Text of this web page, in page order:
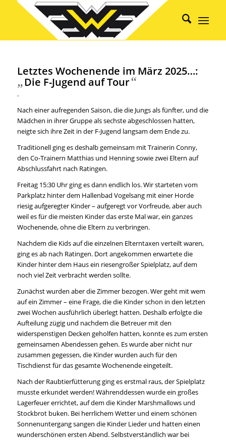
Letztes Wochenende im März 2025…:
„Die F-Jugend auf Tour“
.
Nach einer aufregenden Saison, die die Jungs als fünfter, und die
Mädchen in ihrer Gruppe als sechste abgeschlossen hatten,
neigte sich ihre Zeit in der F-Jugend langsam dem Ende zu.
Traditionell ging es deshalb gemeinsam mit Trainerin Conny,
den Co-Trainern Matthias und Henning sowie zwei Eltern auf
Abschlussfahrt nach Ratingen.
Freitag 15:30 Uhr ging es dann endlich los. Wir starteten vom
Parkplatz hinter dem Hallenbad Vogelsang mit einer Horde
riesig aufgeregter Kinder – aufgeregt vor Vorfreude, aber auch
weil es für die meisten Kinder das erste Mal war, ein ganzes
Wochenende, ohne die Eltern zu verbringen.
Nachdem die Kids auf die einzelnen Elterntaxen verteilt waren,
ging es ab nach Ratingen. Dort angekommen erwartete die
Kinder hinter dem Haus ein riesengroßer Spielplatz, auf dem
noch viel Zeit verbracht werden sollte.
Zunächst wurden aber die Zimmer bezogen. Wer geht mit wem
auf ein Zimmer – eine Frage, die die Kinder schon in den letzten
zwei Wochen ausführlich überlegt hatten. Deshalb erfolgte die
Aufteilung zügig und nachdem die Betreuer mit den
widerspenstigen Decken geholfen hatten, konnte es zum ersten
gemeinsamen Abendessen gehen. Es wurde aber nicht nur
zusammen gegessen, die Kinder wurden auch für den
Tischdienst für das gesamte Wochenende eingeteilt.
Nach der Raubtierfütterung ging es erstmal raus, der Spielplatz
musste erkundet werden! Währenddessen wurde ein großes
Lagerfeuer errichtet, auf dem die Kinder Marshmallows und
Stockbrot buken. Bei herrlichem Wetter und einem schönen
Sonnenuntergang sangen die Kinder Lieder und hatten einen
wunderschönen ersten Abend. Selbstverständlich war bei